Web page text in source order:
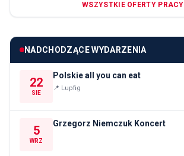
WSZYSTKIE OFERTY PRACY
NADCHODZĄCE WYDARZENIA
22
SIE
Polskie all you can eat
📍 Lupfig
5
WRZ
Grzegorz Niemczuk Koncert